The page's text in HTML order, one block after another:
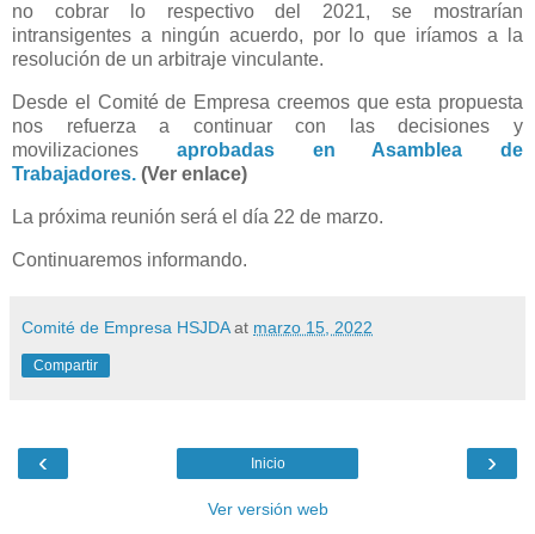
no cobrar lo respectivo del 2021, se mostrarían
intransigentes a ningún acuerdo, por lo que iríamos a la
resolución de un arbitraje vinculante.
Desde el Comité de Empresa creemos que esta propuesta
nos refuerza a continuar con las decisiones y
movilizaciones aprobadas en Asamblea de
Trabajadores. (Ver enlace)
La próxima reunión será el día 22 de marzo.
Continuaremos informando.
Comité de Empresa HSJDA at marzo 15, 2022
Compartir
‹ ›
Inicio
Ver versión web